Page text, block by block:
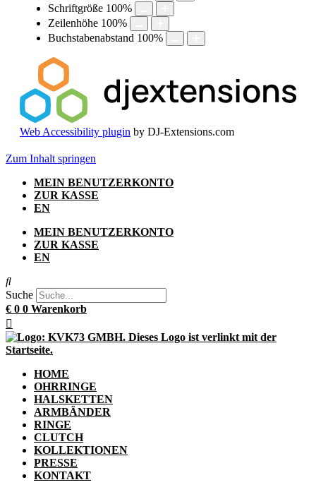
Schriftgröße 100%
Zeilenhöhe 100%
Buchstabenabstand 100%
Web Accessibility plugin by DJ-Extensions.com
Zum Inhalt springen
MEIN BENUTZERKONTO
ZUR KASSE
EN
MEIN BENUTZERKONTO
ZUR KASSE
EN
Suche
€ 0 0 Warenkorb
HOME
OHRRINGE
HALSKETTEN
ARMBÄNDER
RINGE
CLUTCH
KOLLEKTIONEN
PRESSE
KONTAKT